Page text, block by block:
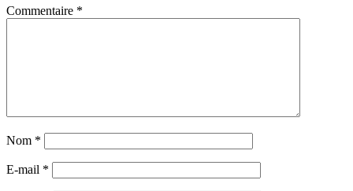
Commentaire *
Nom *
E-mail *